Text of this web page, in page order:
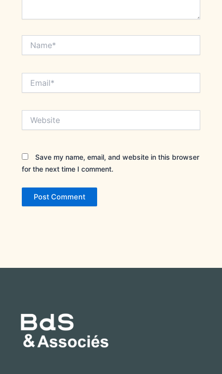
Save my name, email, and website in this browser
for the next time I comment.